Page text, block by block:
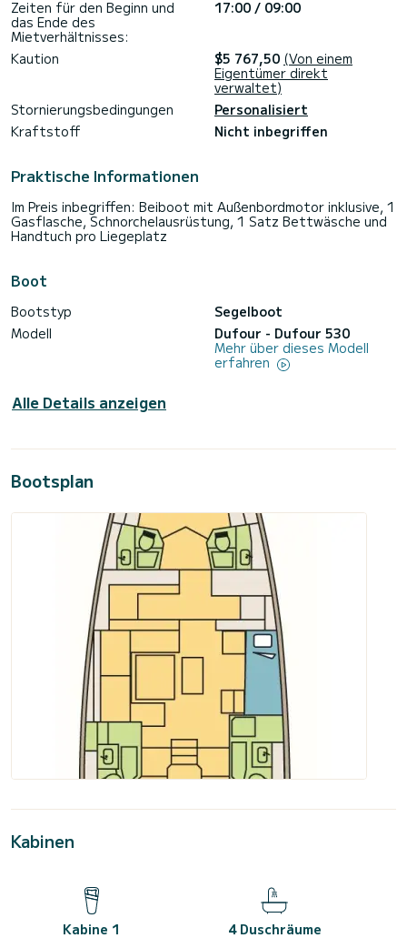
Badeplattform.
Wir laden Sie ein, direkt über die Plattform ein Angebot
anzufordern. Wir werden uns mit unseren besten Angeboten
Zeiten für den Beginn und
das Ende des
Mietverhältnisses:
17:00 / 09:00
Kaution $5 767,50 (Von einem
Eigentümer direkt
verwaltet)
Stornierungsbedingungen
Personalisiert
Kraftstoff
Nicht inbegriffen
Praktische Informationen
Im Preis inbegriffen: Beiboot mit Außenbordmotor inklusive, 1
Gasflasche, Schnorchelausrüstung, 1 Satz Bettwäsche und
Handtuch pro Liegeplatz
Boot
Bootstyp
Segelboot
Modell
Dufour - Dufour 530
Mehr über dieses Modell
erfahren
Alle Details anzeigen
Bootsplan
Kabinen
Kabine 1
4 Duschräume